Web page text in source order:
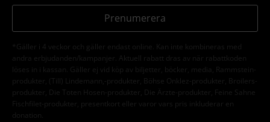
Prenumerera
*Gäller i 4 veckor och gäller endast online. Kan inte kombineras med
andra erbjudanden/kampanjer. Aktuell rabatt dras av när rabattkoden
löses in i kassan. Gäller ej vid köp av biljetter, böcker, media, Rammstein-
produkter, (Till) Lindemann,-produkter, Böhse Onklez-produkter, Broilers-
produkter, Die Toten Hosen-produkter, Die Ärzte-produkter, Feine Sahne
Fischfilet-produkter, presentkort eller varor vars pris inkluderar en
donation.